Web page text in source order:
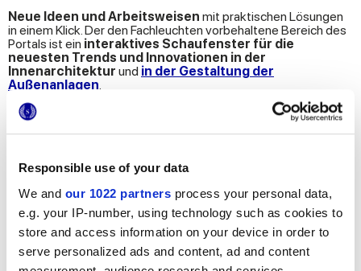
Responsible use of your data
We and our 1022 partners process your personal data,
e.g. your IP-number, using technology such as cookies to
store and access information on your device in order to
serve personalized ads and content, ad and content
Neue Ideen und Arbeitsweisen mit praktischen Lösungen
in einem Klick. Der den Fachleuchten vorbehaltene Bereich des
Portals ist ein interaktives Schaufenster für die
neuesten Trends und Innovationen in der
Innenarchitektur und in der Gestaltung der
Außenanlagen
Da die Technologie die Architektur immer weiter prägt,ist es
für Architekten, Planer und Designer unerlässlich, sich
über Trends und verfügbare Keramikprodukte auf dem
Markt zu behaupten.
Möchten Sie mehr darüber wissen?
MELDEN SIE SICH IM DEN FACHLEUTEN VORBEHALTENEN